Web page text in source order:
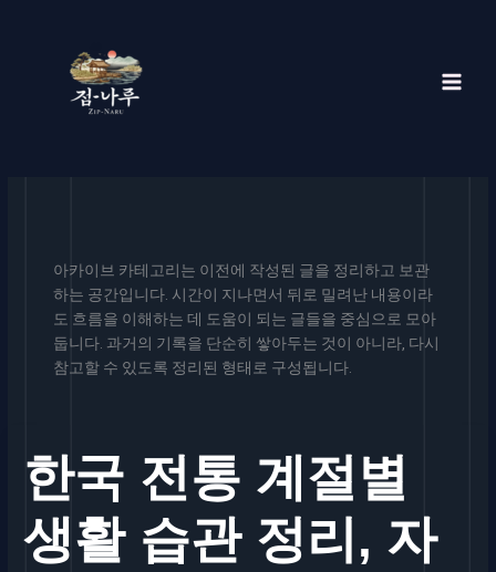
아카이브 카테고리는 이전에 작성된 글을 정리하고 보관
하는 공간입니다. 시간이 지나면서 뒤로 밀려난 내용이라
도 흐름을 이해하는 데 도움이 되는 글들을 중심으로 모아
둡니다. 과거의 기록을 단순히 쌓아두는 것이 아니라, 다시
참고할 수 있도록 정리된 형태로 구성됩니다.
한국 전통 계절별
생활 습관 정리, 자